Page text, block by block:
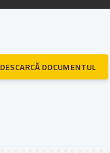
DESCARCĂ DOCUMENTUL